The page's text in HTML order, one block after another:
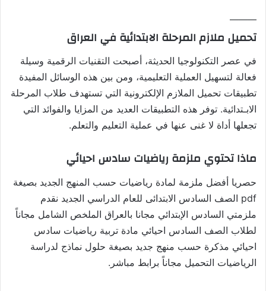
———
تحميل ملازم المرحلة الابتدائية في العراق
في عصر التكنولوجيا الحديثة، أصبحت التقنيات الرقمية وسيلة
فعالة لتسهيل العملية التعليمية، ومن بين هذه الوسائل المفيدة
تطبيقات تحميل الملازم الإلكترونية التي تستهدف طلاب المرحلة
الابـتدائية. توفر هذه التطبيقات العديد من المزايا والفوائد التي
تجعلها أداة لا غنى عنها في عملية التعليم والتعلم.
ماذا تحتوي ملزمة رياضيات سادس احيائي
حصريا أفضل ملزمة لمادة رياضيات حسب المنهج الجديد بصيغة
pdf الصف السادس الابتدائى للعام الدراسي الجديد نقدم
ملزمتي السادس الإبتدائي مجانا بالعراق الملخص الشامل مجاناً
لطلاب الصف السادس احيائي مادة تربية رياضيات سادس
احيائي مذكرة حسب منهج جديد بصيغة حلول نماذج لدراسة
الرياضيات التحميل مجاناً برابط مباشر.